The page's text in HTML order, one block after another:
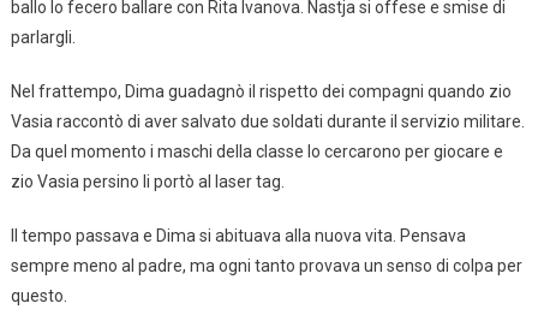
ballo lo fecero ballare con Rita Ivanova. Nastja si offese e smise di
parlargli.
Nel frattempo, Dima guadagnò il rispetto dei compagni quando zio
Vasia raccontò di aver salvato due soldati durante il servizio militare.
Da quel momento i maschi della classe lo cercarono per giocare e
zio Vasia persino li portò al laser tag.
Il tempo passava e Dima si abituava alla nuova vita. Pensava
sempre meno al padre, ma ogni tanto provava un senso di colpa per
questo.